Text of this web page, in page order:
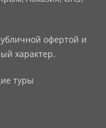
офертой и
характер.
туры